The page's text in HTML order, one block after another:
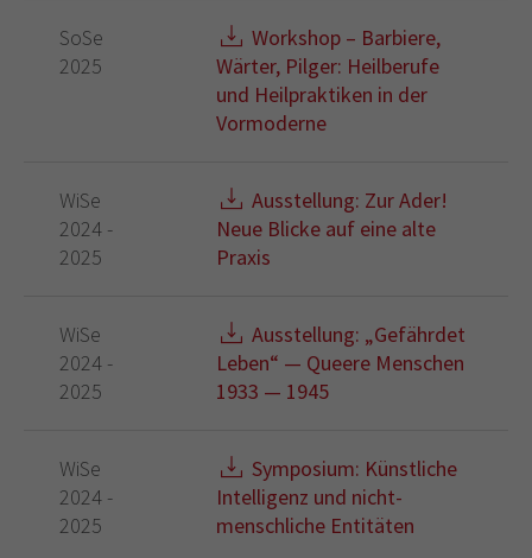
SoSe
2025
Workshop – Barbiere,
Wärter, Pilger: Heilberufe
und Heilpraktiken in der
Vormoderne
WiSe
2024 -
2025
Ausstellung: Zur Ader!
Neue Blicke auf eine alte
Praxis
WiSe
2024 -
2025
Ausstellung: „Gefährdet
Leben“ — Queere Menschen
1933 — 1945
WiSe
2024 -
2025
Symposium: Künstliche
Intelligenz und nicht-
menschliche Entitäten